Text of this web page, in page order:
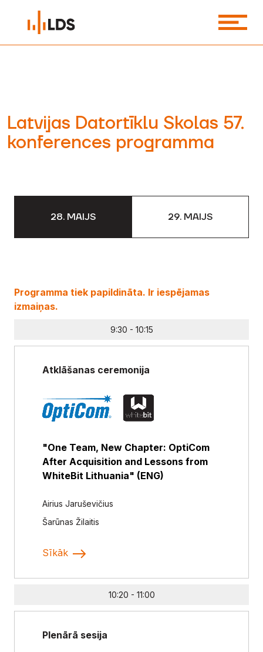
Latvijas Datortīklu Skolas 57.
konferences programma
28. MAIJS 29. MAIJS
Programma tiek papildināta. Ir iespējamas
izmaiņas.
9:30 - 10:15
Atklāšanas ceremonija
"One Team, New Chapter: OptiCom
After Acquisition and Lessons from
WhiteBit Lithuania" (ENG)
Airius Jaruševičius
Šarūnas Žilaitis
Sīkāk
10:20 - 11:00
Plenārā sesija